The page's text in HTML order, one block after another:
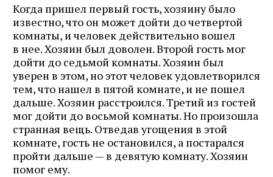
Когда пришел первый гость, хозяину было
известно, что он может дойти до четвертой
комнаты, и человек действительно вошел
в нее. Хозяин был доволен. Второй гость мог
дойти до седьмой комнаты. Хозяин был
уверен в этом, но этот человек удовлетворился
тем, что нашел в пятой комнате, и не пошел
дальше. Хозяин расстроился. Третий из гостей
мог дойти до восьмой комнаты. Но произошла
странная вещь. Отведав угощения в этой
комнате, гость не остановился, а постарался
пройти дальше — в девятую комнату. Хозяин
помог ему.